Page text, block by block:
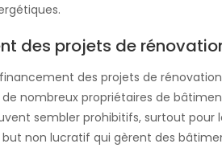
des projets de
financement des projets de
nombreux propriétaires de
sembler prohibitifs, surtout pour
non lucratif qui gèrent des